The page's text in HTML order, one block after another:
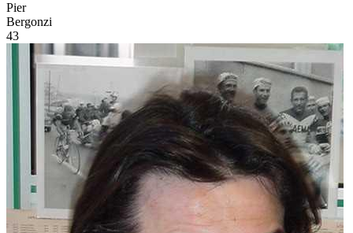
Pier
Bergonzi
43